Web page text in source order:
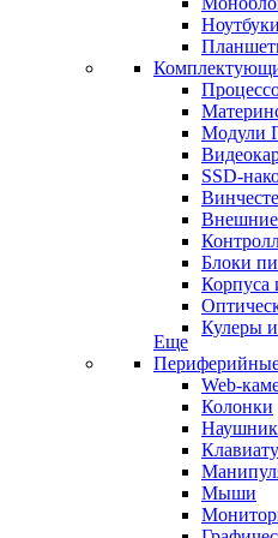
Ноутбуки
Модули
SSD-
Внешние
Блоки
Корпуса
Кулеры
Еще
Периферийные
Web-
Колонки
Мыши